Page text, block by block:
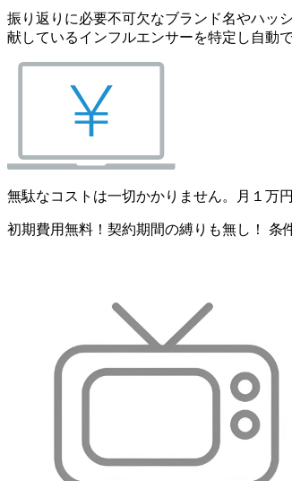
振り返りに必要不可欠なブランド名やハッ
献しているインフルエンサーを特定し自動
無駄なコストは一切かかりません。月１万
初期費用無料！契約期間の縛りも無し！ 条